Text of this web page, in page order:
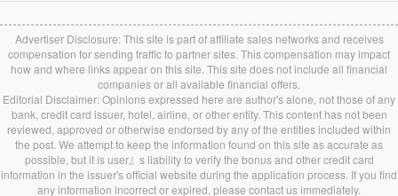
Advertiser Disclosure: This site is part of affiliate sales networks and receives
compensation for sending traffic to partner sites. This compensation may impact
how and where links appear on this site. This site does not include all financial
companies or all available financial offers.
Editorial Disclaimer: Opinions expressed here are author's alone, not those of any
bank, credit card issuer, hotel, airline, or other entity. This content has not been
reviewed, approved or otherwise endorsed by any of the entities included within
the post. We attempt to keep the information found on this site as accurate as
possible, but it is user』s liability to verify the bonus and other credit card
information in the issuer's official website during the application process. If you find
any information incorrect or expired, please contact us immediately.